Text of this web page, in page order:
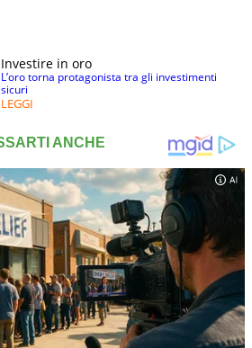
Investire in oro
L’oro torna protagonista tra gli investimenti
sicuri
LEGGI